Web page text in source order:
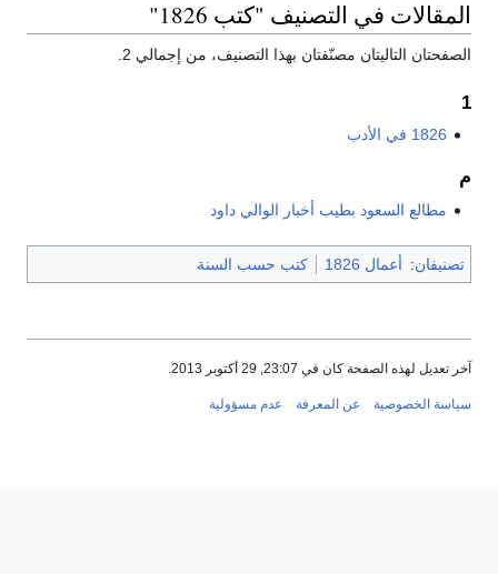
في التصنيف "كتب 1826"
التاليتان مصنّفتان بهذا التصنيف، من إجمالي 2.
1826 في الأدب
مطالع السعود بطيب أخبار الوالي داود
: أعمال 1826 كتب حسب السنة
لهذه الصفحة كان في 23:07, 29 أكتوبر 2013.
الخصوصية عن المعرفة عدم مسؤولية